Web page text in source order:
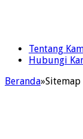
Tentang
Hubungi
Beranda»Sitemap